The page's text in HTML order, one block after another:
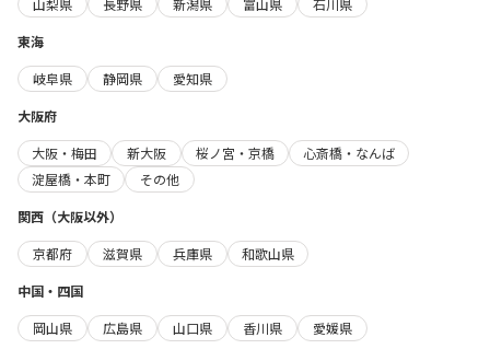
山梨県
長野県 新潟県 富山県
石川県
東海
岐阜県
静岡県
愛知県
大阪府
大阪・梅田
新大阪 桜ノ宮・京橋
心斎橋・なんば
淀屋橋・本町
その他
関西（大阪以外）
京都府
滋賀県 兵庫県
和歌山県
中国・四国
岡山県
広島県 山口県 香川県
愛媛県